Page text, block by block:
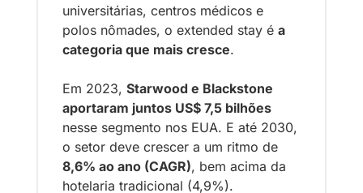
universitárias, centros médicos e
polos nômades, o extended stay é a
categoria que mais cresce.
Em 2023, Starwood e Blackstone
aportaram juntos US$ 7,5 bilhões
nesse segmento nos EUA. E até 2030,
8,6% ao ano (CAGR), bem acima da
hotelaria tradicional (4,9%).